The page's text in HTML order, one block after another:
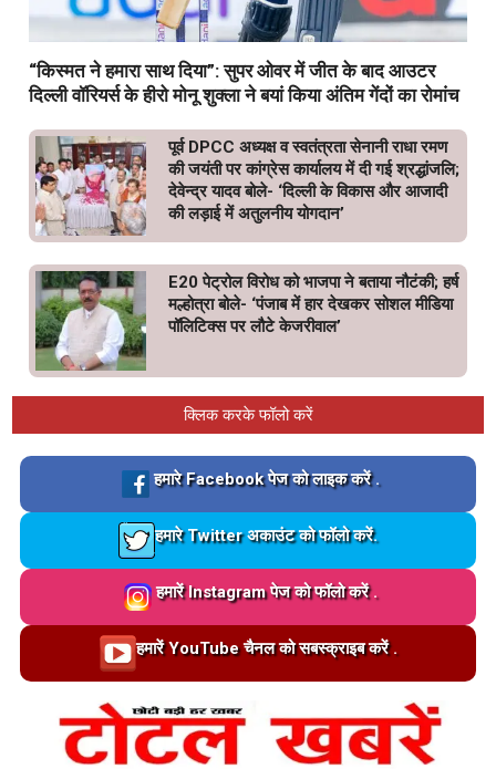
“किस्मत ने हमारा साथ दिया”: सुपर ओवर में जीत के बाद आउटर
दिल्ली वॉरियर्स के हीरो मोनू शुक्ला ने बयां किया अंतिम गेंदों का रोमांच
पूर्व DPCC अध्यक्ष व स्वतंत्रता सेनानी राधा रमण
की जयंती पर कांग्रेस कार्यालय में दी गई श्रद्धांजलि;
देवेन्द्र यादव बोले- ‘दिल्ली के विकास और आजादी
की लड़ाई में अतुलनीय योगदान’
E20 पेट्रोल विरोध को भाजपा ने बताया नौटंकी; हर्ष
मल्होत्रा बोले- ‘पंजाब में हार देखकर सोशल मीडिया
पॉलिटिक्स पर लौटे केजरीवाल’
क्लिक करके फॉलो करें
Loading…
हमारे Facebook पेज को लाइक करें .
Loading…
हमारे Twitter अकाउंट को फॉलो करें.
Loading…
हमारें Instagram पेज को फॉलो करें .
Loading…हमारें YouTube चैनल को सबस्क्राइब करें .